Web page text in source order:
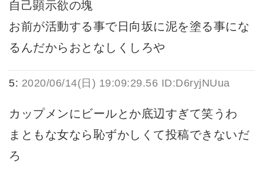
自己顕示欲の塊
お前が活動する事で日向坂に泥を塗る事にな
るんだからおとなしくしろや
5: 2020/06/14(日) 19:09:29.56 ID:D6ryjNUua
カップメンにビールとか底辺すぎて笑うわ
まともな女なら恥ずかしくて投稿できないだ
ろ